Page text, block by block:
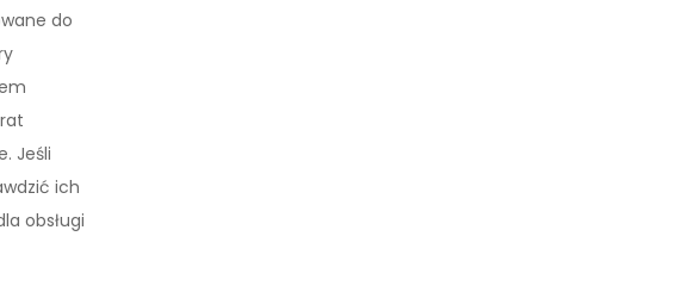
do
Jeśli
ich
obsługi